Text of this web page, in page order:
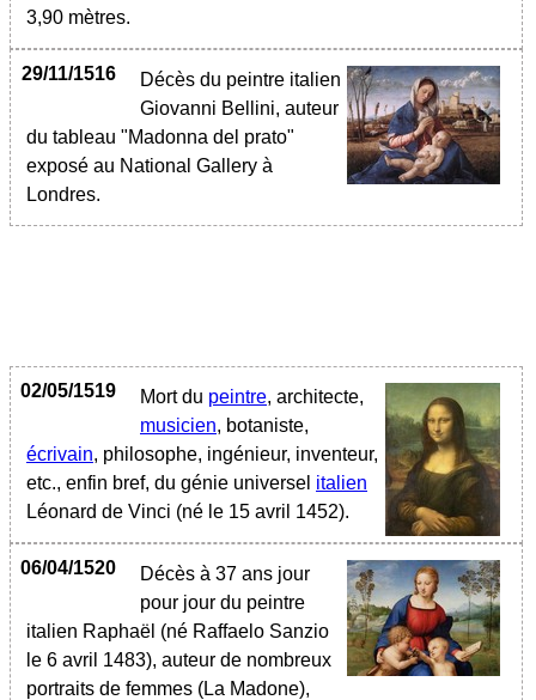
3,90 mètres.
29/11/1516
Décès du peintre italien
Giovanni Bellini, auteur
du tableau "Madonna del prato"
exposé au National Gallery à
Londres.
02/05/1519 Mort du peintre, architecte,
musicien, botaniste,
écrivain, philosophe, ingénieur, inventeur,
etc., enfin bref, du génie universel italien
Léonard de Vinci (né le 15 avril 1452).
06/04/1520
Décès à 37 ans jour
pour jour du peintre
italien Raphaël (né Raffaelo Sanzio
le 6 avril 1483), auteur de nombreux
portraits de femmes (La Madone),